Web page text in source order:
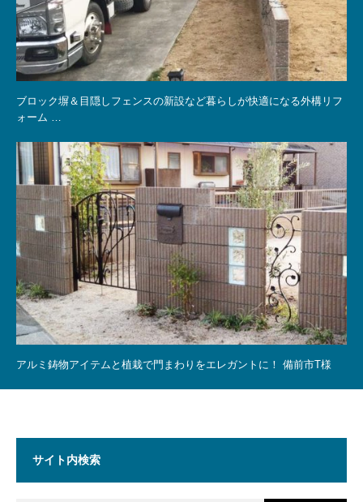
ブロック塀＆目隠しフェンスの新設など暮らしが快適になる外構リフ
ォーム …
アルミ鋳物アイテムと植栽で門まわりをエレガントに！ 備前市T様
サイト内検索